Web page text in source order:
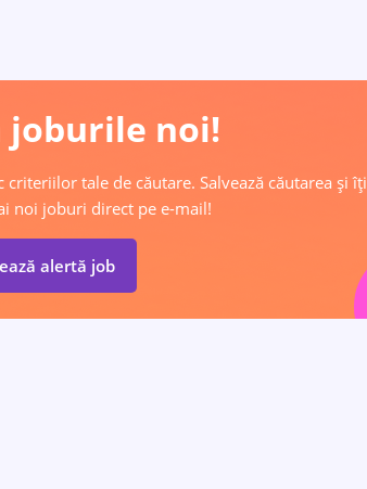
joburile noi!
tale de căutare. Salvează căutarea și îți
noi joburi direct pe e-mail!
alertă job